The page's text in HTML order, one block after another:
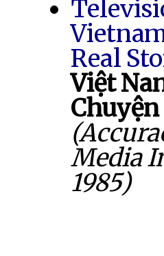
Real
Việt
Media
1985)